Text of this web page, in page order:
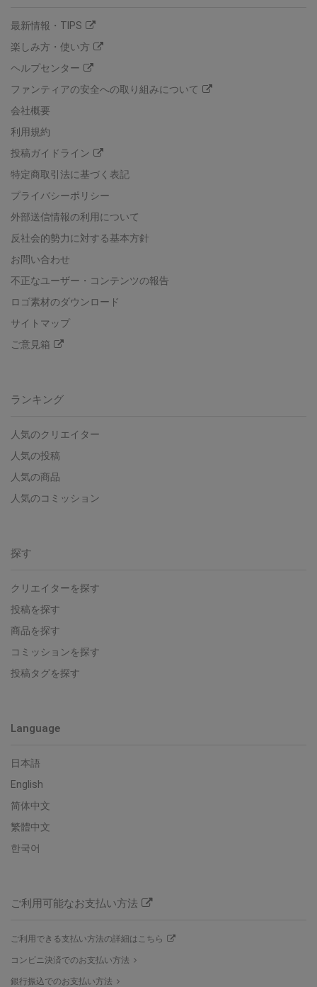
最新情報・TIPS
楽しみ方・使い方
ヘルプセンター
ファンティアの安全への取り組みについて
会社概要
利用規約
投稿ガイドライン
特定商取引法に基づく表記
プライバシーポリシー
外部送信情報の利用について
反社会的勢力に対する基本方針
お問い合わせ
不正なユーザー・コンテンツの報告
ロゴ素材のダウンロード
サイトマップ
ご意見箱
ランキング
人気のクリエイター
人気の投稿
人気の商品
人気のコミッション
探す
クリエイターを探す
投稿を探す
商品を探す
コミッションを探す
投稿タグを探す
Language
日本語
English
简体中文
繁體中文
한국어
ご利用可能なお支払い方法
ご利用できる支払い方法の詳細はこちら
コンビニ決済でのお支払い方法
銀行振込でのお支払い方法